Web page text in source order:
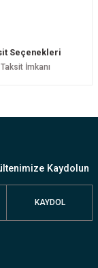
Seçenekleri
İmkanı
Kaydolun
KAYDOL